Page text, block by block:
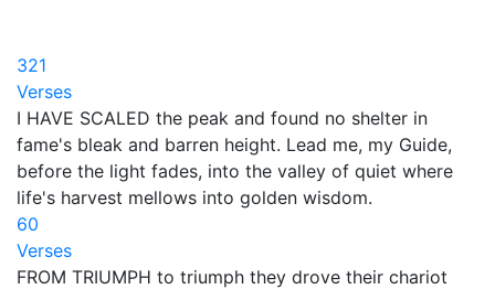
321
Verses
I HAVE SCALED the peak and found no shelter in
fame's bleak and barren height. Lead me, my Guide,
before the light fades, into the valley of quiet where
life's harvest mellows into golden wisdom.
60
Verses
FROM TRIUMPH to triumph they drove their chariot